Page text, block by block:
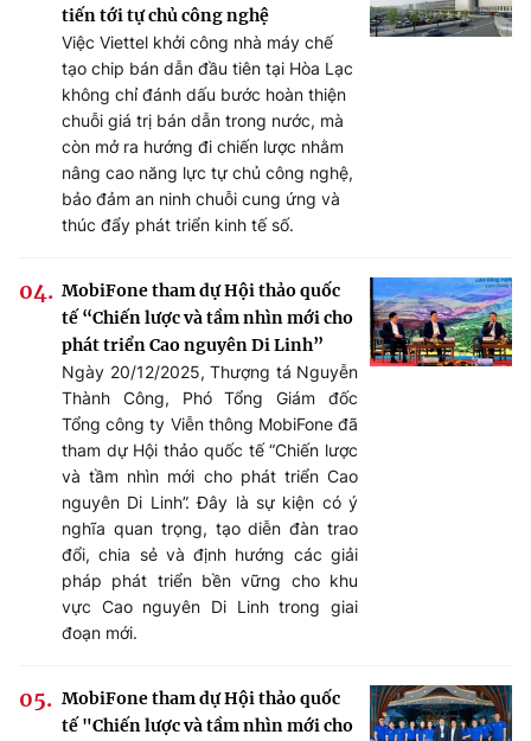
tiến tới tự chủ công nghệ
Việc Viettel khởi công nhà máy chế
tạo chip bán dẫn đầu tiên tại Hòa Lạc
không chỉ đánh dấu bước hoàn thiện
chuỗi giá trị bán dẫn trong nước, mà
còn mở ra hướng đi chiến lược nhằm
nâng cao năng lực tự chủ công nghệ,
bảo đảm an ninh chuỗi cung ứng và
thúc đẩy phát triển kinh tế số.
MobiFone tham dự Hội thảo quốc
tế “Chiến lược và tầm nhìn mới cho
phát triển Cao nguyên Di Linh”
Ngày 20/12/2025, Thượng tá Nguyễn
Thành Công, Phó Tổng Giám đốc
Tổng công ty Viễn thông MobiFone đã
tham dự Hội thảo quốc tế “Chiến lược
và tầm nhìn mới cho phát triển Cao
nguyên Di Linh”. Đây là sự kiện có ý
nghĩa quan trọng, tạo diễn đàn trao
đổi, chia sẻ và định hướng các giải
pháp phát triển bền vững cho khu
vực Cao nguyên Di Linh trong giai
đoạn mới.
MobiFone tham dự Hội thảo quốc
tế "Chiến lược và tầm nhìn mới cho